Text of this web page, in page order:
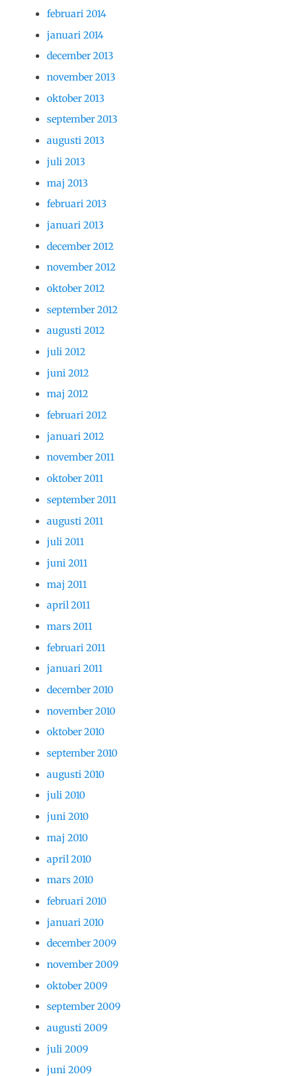
februari 2014
januari 2014
december 2013
november 2013
oktober 2013
september 2013
augusti 2013
juli 2013
maj 2013
februari 2013
januari 2013
december 2012
november 2012
oktober 2012
september 2012
augusti 2012
juli 2012
juni 2012
maj 2012
februari 2012
januari 2012
november 2011
oktober 2011
september 2011
augusti 2011
juli 2011
juni 2011
maj 2011
april 2011
mars 2011
februari 2011
januari 2011
december 2010
november 2010
oktober 2010
september 2010
augusti 2010
juli 2010
juni 2010
maj 2010
april 2010
mars 2010
februari 2010
januari 2010
december 2009
november 2009
oktober 2009
september 2009
augusti 2009
juli 2009
juni 2009